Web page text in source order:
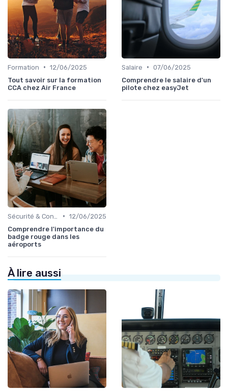
Formation • 12/06/2025
Tout savoir sur la formation
CCA chez Air France
Salaire • 07/06/2025
Comprendre le salaire d'un
pilote chez easyJet
• 12/06/2025
Comprendre l'importance du
badge rouge dans les
aéroports
À lire aussi